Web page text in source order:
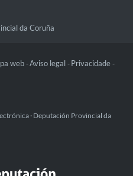
da Coruña
web -Aviso legal - Privacidade -
· Deputación Provincial da